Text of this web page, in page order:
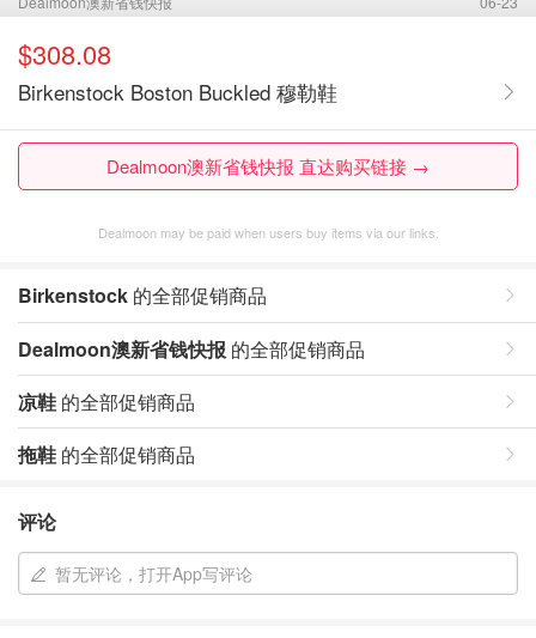
$308.08
Birkenstock Boston Buckled 穆勒鞋
Dealmoon澳新省钱快报 直达购买链接 →
Dealmoon may be paid when users buy items via our links.
Birkenstock 的全部促销商品
Dealmoon澳新省钱快报 的全部促销商品
凉鞋 的全部促销商品
拖鞋 的全部促销商品
评论
暂无评论，打开App写评论